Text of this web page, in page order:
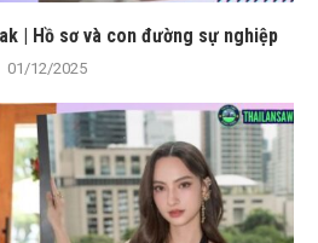
| Hồ sơ và con đường sự nghiệp
01/12/2025